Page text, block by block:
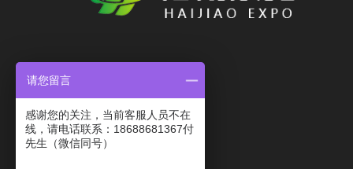
请您留言
感谢您的关注，当前客服人员不在
线，请电话联系：18688681367付
先生（微信同号）